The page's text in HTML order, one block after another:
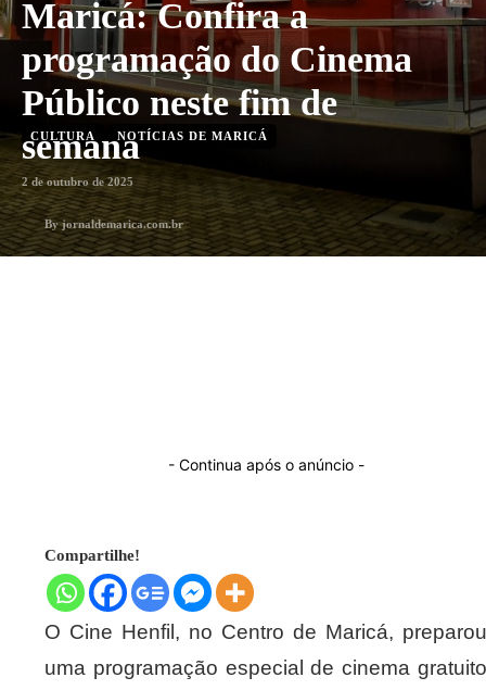
Maricá: Confira a
programação do Cinema
Público neste fim de
semana
CULTURA NOTÍCIAS DE MARICÁ
2 de outubro de 2025
By jornaldemarica.com.br
- Continua após o anúncio -
Compartilhe!
O Cine Henfil, no Centro de Maricá, preparou
uma programação especial de cinema gratuito